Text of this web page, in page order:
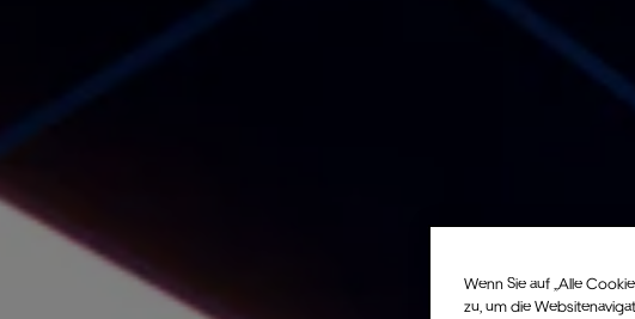
Wenn Sie auf „Alle
zu, um die